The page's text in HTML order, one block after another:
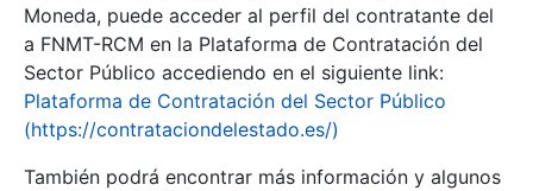
Moneda, puede acceder al perfil del contratante del
a FNMT-RCM en la Plataforma de Contratación del
Sector Público accediendo en el siguiente link:
Plataforma de Contratación del Sector Público
(https://contrataciondelestado.es/)
También podrá encontrar más información y algunos